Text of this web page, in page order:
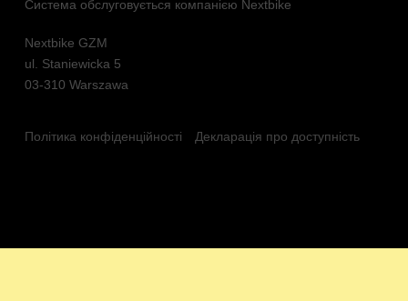
Система обслуговується компанією Nextbike
Nextbike GZM
ul. Staniewicka 5
03-310 Warszawa
Політика конфіденційності Декларація про доступність